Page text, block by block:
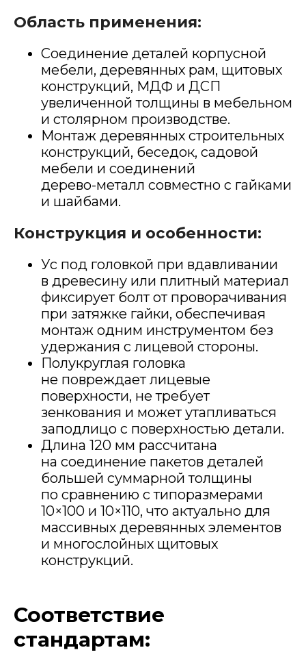
Область применения:
Соединение деталей корпусной
мебели, деревянных рам, щитовых
конструкций, МДФ и ДСП
увеличенной толщины в мебельном
и столярном производстве.
Монтаж деревянных строительных
конструкций, беседок, садовой
мебели и соединений
дерево-металл совместно с гайками
и шайбами.
Конструкция и особенности:
Ус под головкой при вдавливании
в древесину или плитный материал
фиксирует болт от проворачивания
при затяжке гайки, обеспечивая
монтаж одним инструментом без
удержания с лицевой стороны.
Полукруглая головка
не повреждает лицевые
поверхности, не требует
зенкования и может утапливаться
заподлицо с поверхностью детали.
Длина 120 мм рассчитана
на соединение пакетов деталей
большей суммарной толщины
по сравнению с типоразмерами
10×100 и 10×110, что актуально для
массивных деревянных элементов
и многослойных щитовых
конструкций.
Соответствие
стандартам: